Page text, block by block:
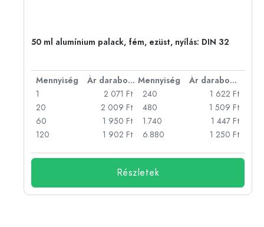
50 ml alumínium palack, fém, ezüst, nyílás: DIN 32
Mennyiség Ár darabonként Mennyiség
Ár darabonként
1
2 071 Ft
20
2 009 Ft
60
1 950 Ft
120
1 902 Ft
240
1 622 Ft
480
1 509 Ft
1.740
1 447 Ft
6.880
1 250 Ft
Részletek